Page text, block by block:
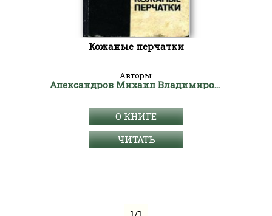
Кожаные перчатки
Авторы:
Александров Михаил Владимирович
О КНИГЕ
ЧИТАТЬ